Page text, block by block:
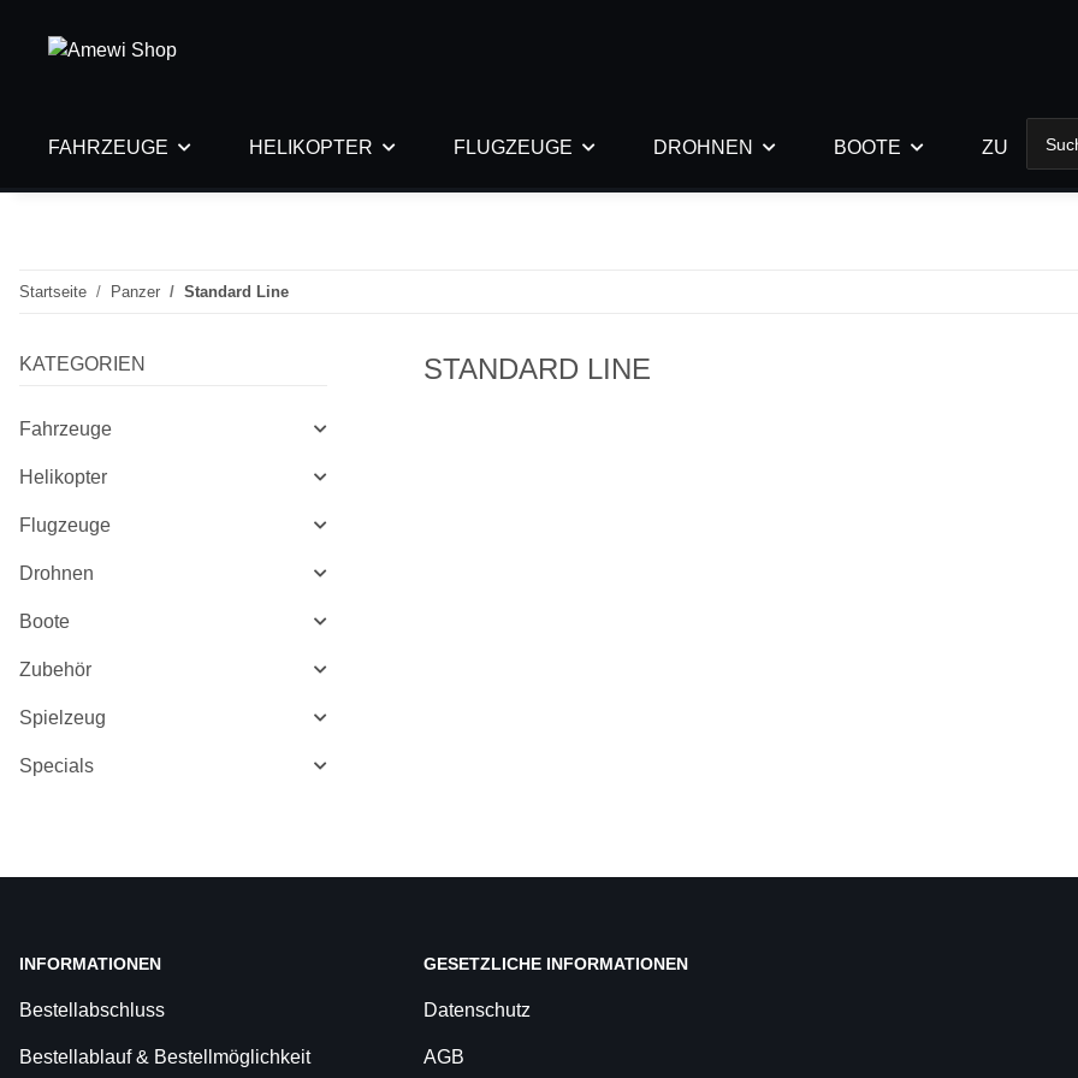
FAHRZEUGE HELIKOPTER FLUGZEUGE DROHNEN BOOTE ZUBEHÖR
Startseite Panzer Standard Line
STANDARD LINE
KATEGORIEN
Fahrzeuge
Helikopter
Flugzeuge
Drohnen
Boote
Zubehör
Spielzeug
Specials
INFORMATIONEN
Bestellabschluss
Bestellablauf & Bestellmöglichkeit
GESETZLICHE INFORMATIONEN
Datenschutz
AGB